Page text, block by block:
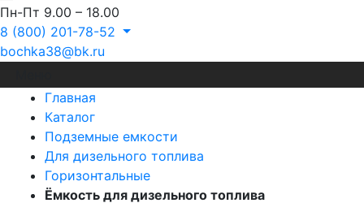
Пн-Пт 9.00 – 18.00
8 (800) 201-78-52
bochka38@bk.ru
Главная
Каталог
Подземные емкости
Для дизельного топлива
Горизонтальные
Ёмкость для дизельного топлива